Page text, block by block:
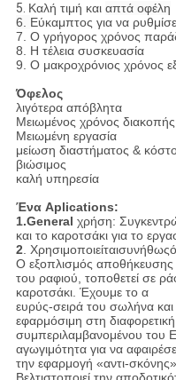
5. Καλή τιμή και απτά οφέλη
6. Εύκαμπτος για να
7. Ο γρήγορος χρόνος
8. Η τέλεια συσκευασία
9. Ο μακροχρόνιος χρόνος
Όφελος
λιγότερα απόβλητα
Μειωμένος χρόνος διακοπής
Μειωμένη εργασία
μείωση διαστήματος &
βιώσιμος
καλή υπηρεσία
Ένα Aplications:
1.General χρήση:
και το καροτσάκι για το
2.
Ο εξοπλισμός αποθήκευσης
του ραφιού, τοποθετεί σε
καροτσάκι. Έχουμε το α
ευρύς-σειρά του σωλήνα
εφαρμόσιμη στη
συμπεριλαμβανομένου του
αγωγιμότητα για να
την εφαρμογή «αντι-